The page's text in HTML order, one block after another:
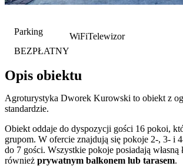
Parking
BEZPŁATNY
WiFiTelewizor
Opis obiektu
Agroturystyka Dworek Kurowski to obiekt z
standardzie.
Obiekt oddaje do dyspozycji gości 16 pokoi,
grupom. W ofercie znajdują się pokoje 2-, 3- i
do 7 gości. Wszystkie pokoje posiadają
również prywatnym balkonem lub tarasem.